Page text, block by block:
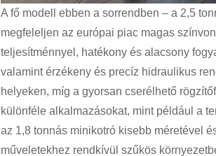
A fő modell ebben a sorrendben – a 2,5
megfeleljen az európai piac magas
teljesítménnyel, hatékony és alacsony
valamint érzékeny és precíz hidraulikus
helyeken, míg a gyorsan cserélhető
különféle alkalmazásokat, mint például a
az 1,8 tonnás minikotró kisebb méretével
műveletekhez rendkívül szűkös